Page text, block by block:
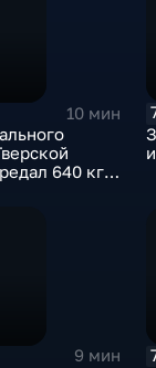
10 мин
640 кг
9 мин